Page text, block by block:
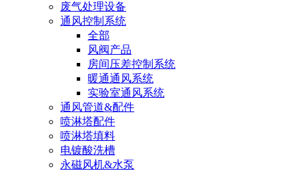
废气处理设备
通风控制系统
全部
风阀产品
房间压差控制系统
暖通通风系统
实验室通风系统
通风管道&配件
喷淋塔配件
喷淋塔填料
电镀酸洗槽
永磁风机&水泵